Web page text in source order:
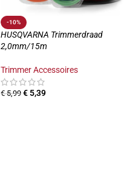
-10%
HUSQVARNA Trimmerdraad
2,0mm/15m
Trimmer Accessoires
€5,99 € 5,39